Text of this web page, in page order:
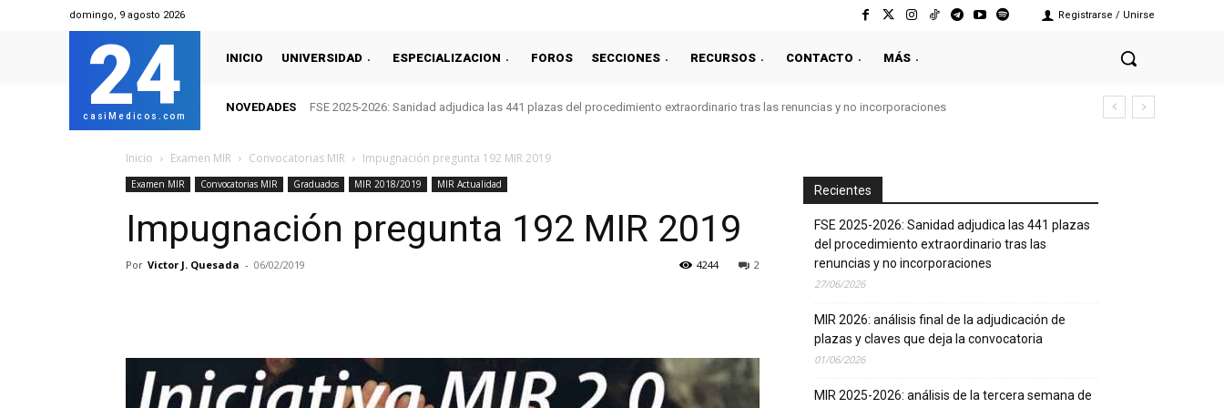
domingo, 9 agosto 2026 Registrarse / Unirse
24
casiMedicos.com
INICIO UNIVERSIDAD ESPECIALIZACION FOROS SECCIONES RECURSOS CONTACTO MÁS
NOVEDADES FSE 2025-2026: Sanidad adjudica las 441 plazas del procedimiento extraordinario tras las renuncias y no incorporaciones
Inicio Examen MIR Convocatorias MIR Impugnación pregunta 192 MIR 2019
Examen MIR Convocatorias MIR Graduados MIR 2018/2019 MIR Actualidad
Impugnación pregunta 192 MIR 2019
Por Victor J. Quesada - 06/02/2019 2
4244
Recientes
FSE 2025-2026: Sanidad adjudica las 441 plazas
del procedimiento extraordinario tras las
renuncias y no incorporaciones
27/06/2026
MIR 2026: análisis final de la adjudicación de
plazas y claves que deja la convocatoria
01/06/2026
MIR 2025-2026: análisis de la tercera semana de